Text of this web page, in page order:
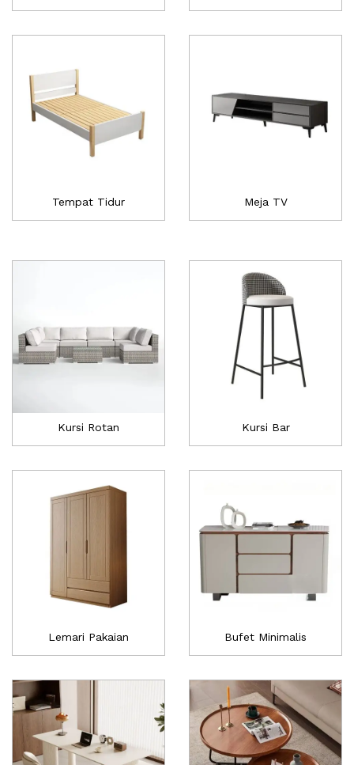
Tempat Tidur Meja TV
Kursi Rotan Kursi Bar
Lemari Pakaian Bufet Minimalis